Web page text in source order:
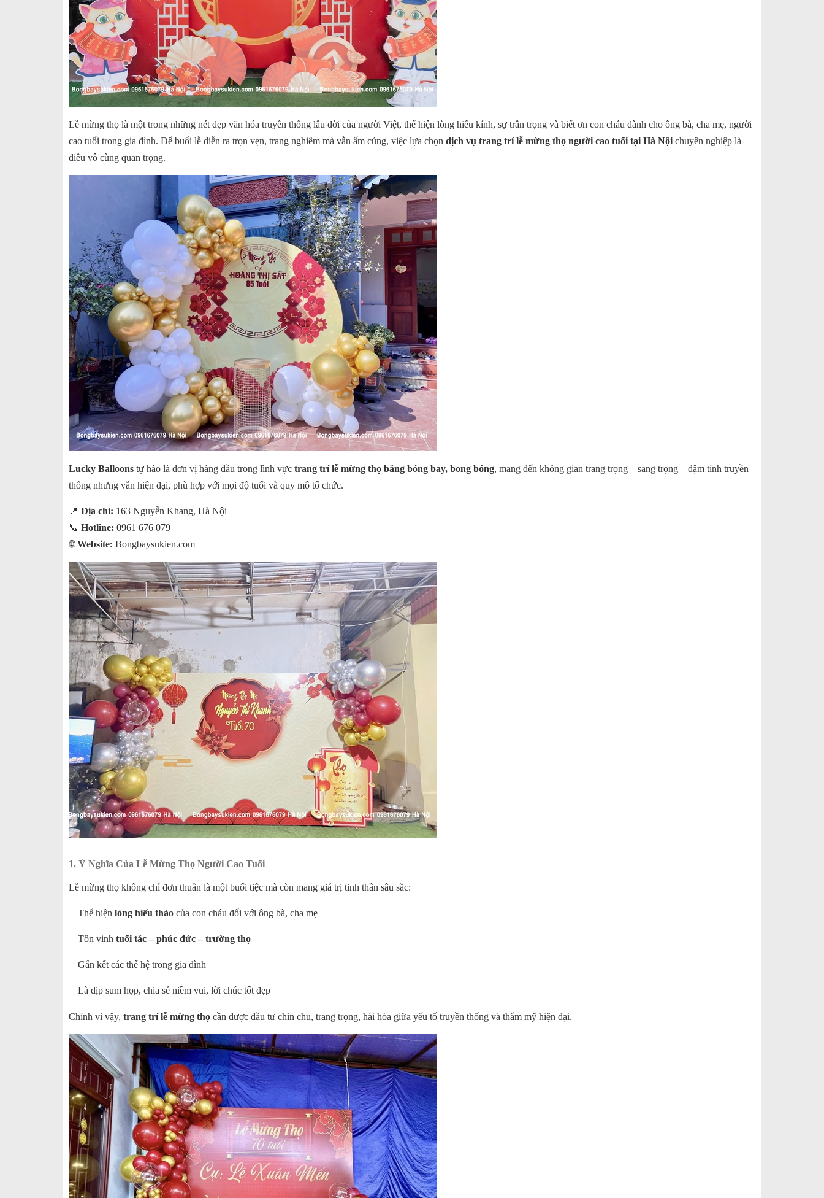
Lễ mừng thọ là một trong những nét đẹp văn hóa truyền thống lâu đời của người Việt, thể hiện lòng hiếu kính, sự trân trọng và biết ơn con cháu dành cho ông bà, cha mẹ, người
cao tuổi trong gia đình. Để buổi lễ diễn ra trọn vẹn, trang nghiêm mà vẫn ấm cúng, việc lựa chọn dịch vụ trang trí lễ mừng thọ người cao tuổi tại Hà Nội chuyên nghiệp là
điều vô cùng quan trọng.
Lucky Balloons tự hào là đơn vị hàng đầu trong lĩnh vực trang trí lễ mừng thọ bằng bóng bay, bong bóng, mang đến không gian trang trọng – sang trọng – đậm tính truyền
thống nhưng vẫn hiện đại, phù hợp với mọi độ tuổi và quy mô tổ chức.
📍 Địa chỉ: 163 Nguyễn Khang, Hà Nội
📞 Hotline: 0961 676 079
🌐Website: Bongbaysukien.com
1. Ý Nghĩa Của Lễ Mừng Thọ Người Cao Tuổi
Lễ mừng thọ không chỉ đơn thuần là một buổi tiệc mà còn mang giá trị tinh thần sâu sắc:
Thể hiện lòng hiếu thảo của con cháu đối với ông bà, cha mẹ
Tôn vinh tuổi tác – phúc đức – trường thọ
Gắn kết các thế hệ trong gia đình
Là dịp sum họp, chia sẻ niềm vui, lời chúc tốt đẹp
Chính vì vậy, trang trí lễ mừng thọ cần được đầu tư chỉn chu, trang trọng, hài hòa giữa yếu tố truyền thống và thẩm mỹ hiện đại.